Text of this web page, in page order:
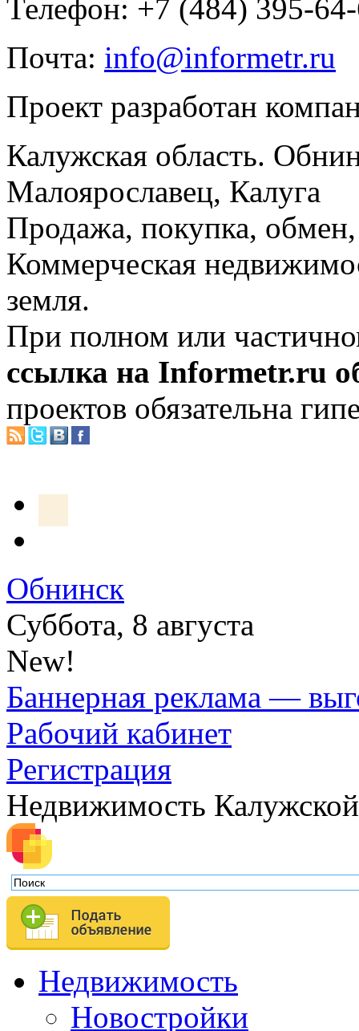
Телефон: +7 (484) 395-
Почта: info@informetr.ru
Проект разработан
Калужская область.
Малоярославец, Калуга
Продажа, покупка, обмен,
Коммерческая
земля.
При полном или
ссылка на Informetr.ru
проектов обязательна
Обнинск
Суббота, 8 августа
New!
Баннерная реклама —
Рабочий кабинет
Регистрация
Недвижимость
Недвижимость
Новостройки